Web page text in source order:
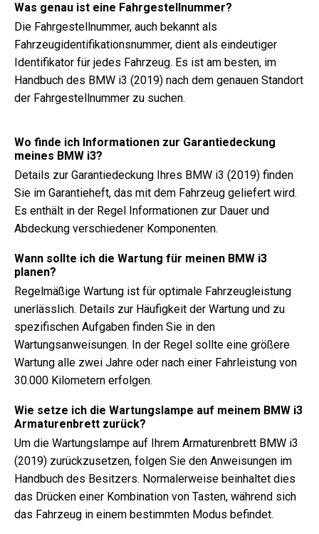
Was genau ist eine Fahrgestellnummer?
Die Fahrgestellnummer, auch bekannt als
Fahrzeugidentifikationsnummer, dient als eindeutiger
Identifikator für jedes Fahrzeug. Es ist am besten, im
Handbuch des BMW i3 (2019) nach dem genauen Standort
der Fahrgestellnummer zu suchen.
Wo finde ich Informationen zur Garantiedeckung
meines BMW i3?
Details zur Garantiedeckung Ihres BMW i3 (2019) finden
Sie im Garantieheft, das mit dem Fahrzeug geliefert wird.
Es enthält in der Regel Informationen zur Dauer und
Abdeckung verschiedener Komponenten.
Wann sollte ich die Wartung für meinen BMW i3
planen?
Regelmäßige Wartung ist für optimale Fahrzeugleistung
unerlässlich. Details zur Häufigkeit der Wartung und zu
spezifischen Aufgaben finden Sie in den
Wartungsanweisungen. In der Regel sollte eine größere
Wartung alle zwei Jahre oder nach einer Fahrleistung von
30.000 Kilometern erfolgen.
Wie setze ich die Wartungslampe auf meinem BMW i3
Armaturenbrett zurück?
Um die Wartungslampe auf Ihrem Armaturenbrett BMW i3
(2019) zurückzusetzen, folgen Sie den Anweisungen im
Handbuch des Besitzers. Normalerweise beinhaltet dies
das Drücken einer Kombination von Tasten, während sich
das Fahrzeug in einem bestimmten Modus befindet.